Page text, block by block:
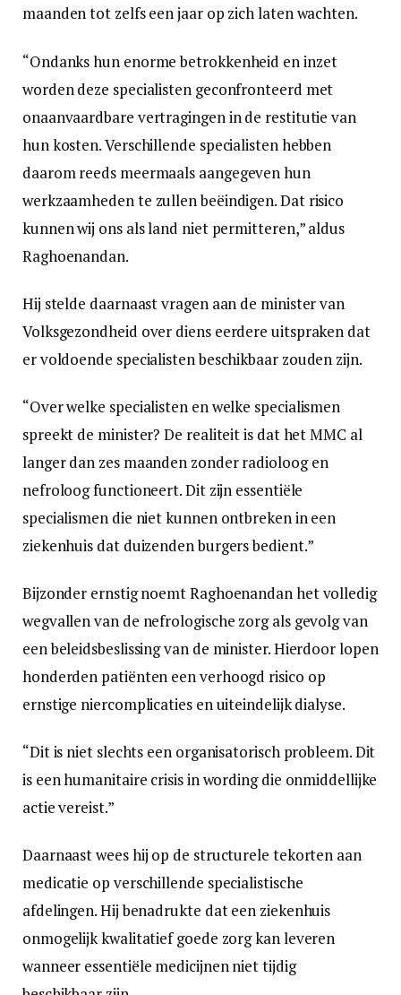
maanden tot zelfs een jaar op zich laten wachten.
“Ondanks hun enorme betrokkenheid en inzet
worden deze specialisten geconfronteerd met
onaanvaardbare vertragingen in de restitutie van
hun kosten. Verschillende specialisten hebben
daarom reeds meermaals aangegeven hun
werkzaamheden te zullen beëindigen. Dat risico
kunnen wij ons als land niet permitteren,” aldus
Raghoenandan.
Hij stelde daarnaast vragen aan de minister van
Volksgezondheid over diens eerdere uitspraken dat
er voldoende specialisten beschikbaar zouden zijn.
“Over welke specialisten en welke specialismen
spreekt de minister? De realiteit is dat het MMC al
langer dan zes maanden zonder radioloog en
nefroloog functioneert. Dit zijn essentiële
specialismen die niet kunnen ontbreken in een
ziekenhuis dat duizenden burgers bedient.”
Bijzonder ernstig noemt Raghoenandan het volledig
wegvallen van de nefrologische zorg als gevolg van
een beleidsbeslissing van de minister. Hierdoor lopen
honderden patiënten een verhoogd risico op
ernstige niercomplicaties en uiteindelijk dialyse.
“Dit is niet slechts een organisatorisch probleem. Dit
is een humanitaire crisis in wording die onmiddellijke
actie vereist.”
Daarnaast wees hij op de structurele tekorten aan
medicatie op verschillende specialistische
afdelingen. Hij benadrukte dat een ziekenhuis
onmogelijk kwalitatief goede zorg kan leveren
wanneer essentiële medicijnen niet tijdig